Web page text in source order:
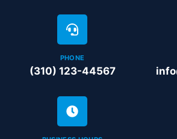
PHONE
(310) 123-44567